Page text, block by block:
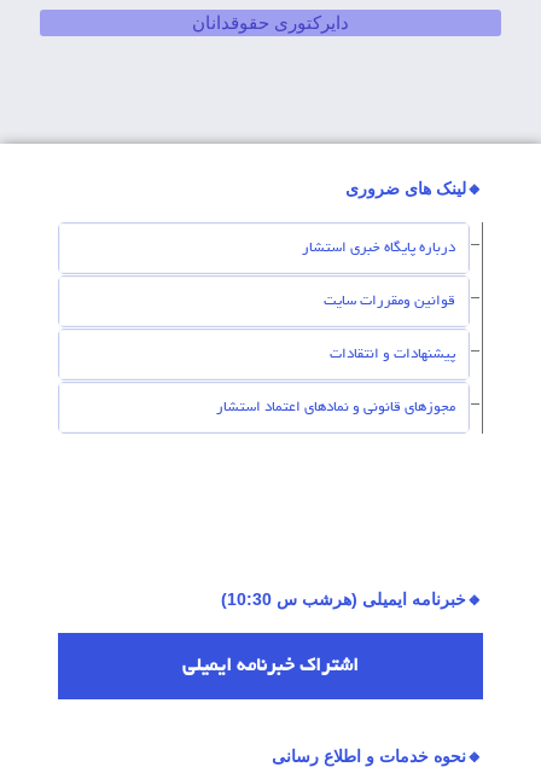
دایرکتوری حقوقدانان
🔸لینک های ضروری
درباره پایگاه خبری استشار
قوانین ومقررات سایت
پیشنهادات و انتقادات
مجوزهای قانونی و نمادهای اعتماد استشار
🔸خبرنامه ایمیلی (هرشب س 10:30)
اشتراك خبرنامه ایمیلی
🔸نحوه خدمات و اطلاع رسانی